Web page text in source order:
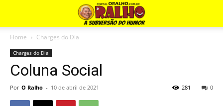
Home Charges do Dia
Charges do Dia
Coluna Social
Por O Ralho - 10 de abril de 2021 0
281